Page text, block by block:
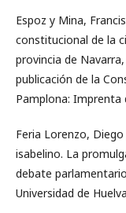
Espoz y Mina,
constitucional de la
provincia de
publicación de la
Pamplona: Imprenta
Feria Lorenzo,
isabelino. La
debate
Universidad de